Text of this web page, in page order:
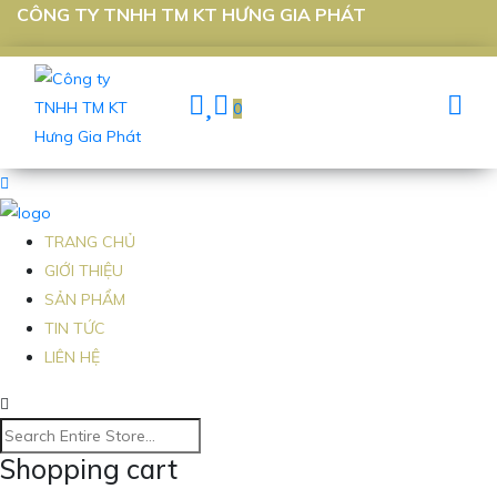
CÔNG TY TNHH TM KT HƯNG GIA PHÁT
0
TRANG CHỦ
GIỚI THIỆU
SẢN PHẨM
TIN TỨC
LIÊN HỆ
Shopping cart